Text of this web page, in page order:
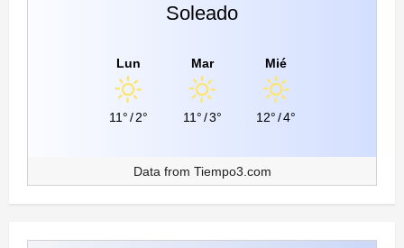
Soleado
Lun
11°/ 2°
Mar
11°/3°
Mié
12°/4°
Data from Tiempo3.com